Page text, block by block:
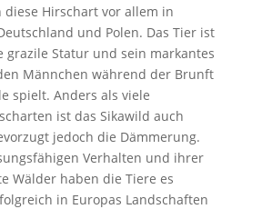
diese Hirschart vor allem in
und Polen. Das Tier ist
grazile Statur und sein markantes
Männchen während der Brunft
spielt. Anders als viele
ist das Sikawild auch
jedoch die Dämmerung.
Verhalten und ihrer
Wälder haben die Tiere es
in Europas Landschaften